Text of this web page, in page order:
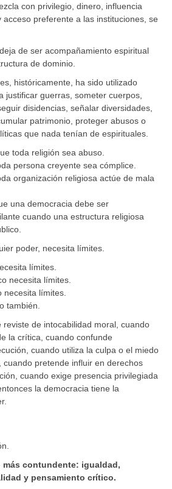
con privilegio, dinero, influencia
preferente a las instituciones, se
de ser acompañamiento espiritual
de dominio.
históricamente, ha sido utilizado
justificar guerras, someter cuerpos,
disidencias, señalar diversidades,
patrimonio, proteger abusos o
que nada tenían de espirituales.
toda religión sea abuso.
persona creyente sea cómplice.
organización religiosa actúe de mala
una democracia debe ser
cuando una estructura religiosa
poder, necesita límites.
límites.
necesita límites.
necesita límites.
también.
reviste de intocabilidad moral, cuando
la crítica, cuando confunde
cuando utiliza la culpa o el miedo
cuando pretende influir en derechos
cuando exige presencia privilegiada
la democracia tiene la
contundente: igualdad,
y pensamiento crítico.